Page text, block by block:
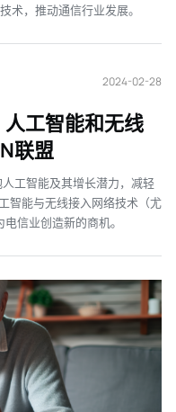
术，推动通信行业发展。
2024-02-28
工智能和无线
联盟
工智能及其增长潜力，减轻
智能与无线接入网络技术（尤
信业创造新的商机。